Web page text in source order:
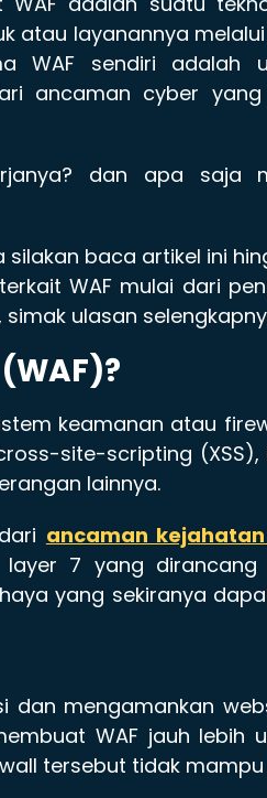
atau layanannya
WAF sendiri adalah
ancaman cyber yang
dan apa saja
baca artikel ini
WAF mulai dari
ulasan
keamanan atau
site-scripting (XSS),
lainnya.
ancaman
7 yang dirancang
yang sekiranya
dan mengamankan
WAF jauh lebih
tersebut tidak